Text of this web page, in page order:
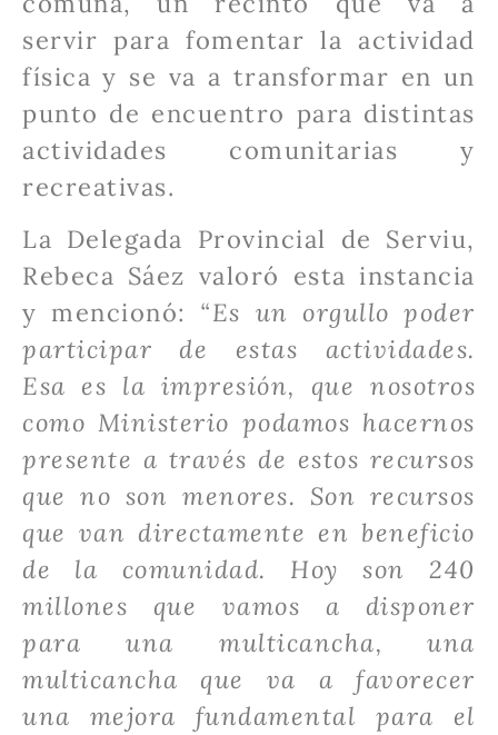
servir para fomentar la actividad
física y se va a transformar en un
punto de encuentro para distintas
actividades comunitarias y
recreativas.
La Delegada Provincial de Serviu,
Rebeca Sáez valoró esta instancia
y mencionó:
“Es un orgullo poder
participar de estas actividades.
Esa es la impresión, que nosotros
como Ministerio podamos hacernos
presente a través de estos recursos
que no son menores. Son recursos
que van directamente en beneficio
de la comunidad. Hoy son 240
millones que vamos a disponer
para una multicancha, una
multicancha que va a favorecer
una mejora fundamental para el